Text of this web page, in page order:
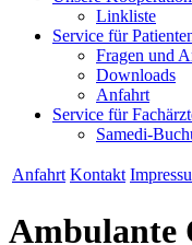
Linkliste
Service für
Fragen und
Downloads
Anfahrt
Service für
Samedi-
Anfahrt Kontakt
Ambulante